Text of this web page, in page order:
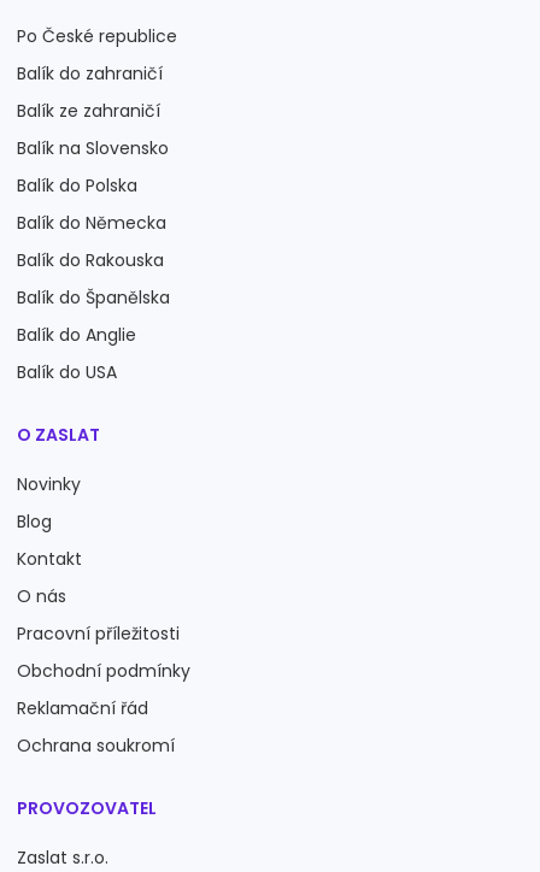
Po České republice
Balík do zahraničí
Balík ze zahraničí
Balík na Slovensko
Balík do Polska
Balík do Německa
Balík do Rakouska
Balík do Španělska
Balík do Anglie
Balík do USA
O ZASLAT
Novinky
Blog
Kontakt
O nás
Pracovní příležitosti
Obchodní podmínky
Reklamační řád
Ochrana soukromí
PROVOZOVATEL
Zaslat s.r.o.